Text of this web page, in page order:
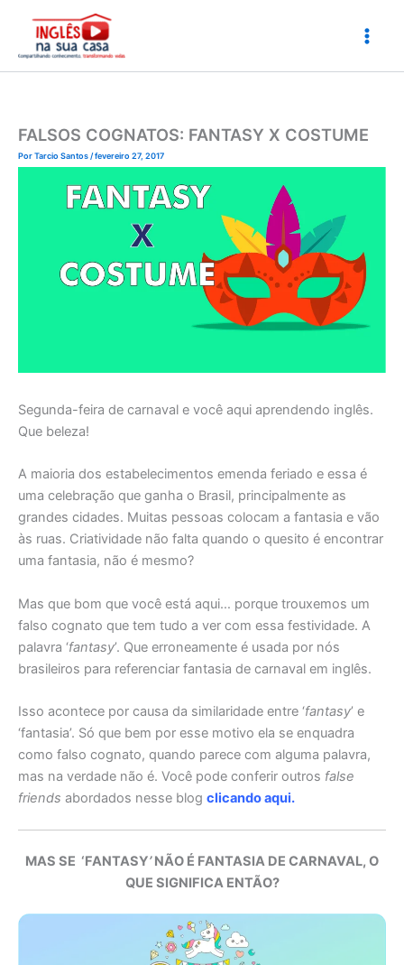
conteúdo
FALSOS COGNATOS: FANTASY X COSTUME
PorTarcio Santos/fevereiro 27, 2017
Segunda-feira de carnaval e você aqui aprendendo inglês.
Que beleza!
A maioria dos estabelecimentos emenda feriado e essa é
uma celebração que ganha o Brasil, principalmente as
grandes cidades. Muitas pessoas colocam a fantasia e vão
às ruas. Criatividade não falta quando o quesito é encontrar
uma fantasia, não é mesmo?
Mas que bom que você está aqui… porque trouxemos um
falso cognato que tem tudo a ver com essa festividade. A
palavra ‘fantasy’. Que erroneamente é usada por nós
brasileiros para referenciar fantasia de carnaval em inglês.
Isso acontece por causa da similaridade entre ‘fantasy’ e
‘fantasia’. Só que bem por esse motivo ela se enquadra
como falso cognato, quando parece com alguma palavra,
mas na verdade não é. Você pode conferir outros false
friends abordados nesse blog clicando aqui.
MAS SE ‘FANTASY’NÃO É FANTASIA DE CARNAVAL, O
QUE SIGNIFICA ENTÃO?